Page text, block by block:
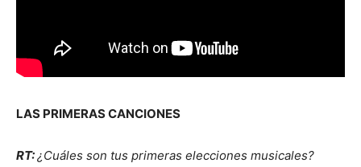
LAS PRIMERAS CANCIONES
RT:¿Cuáles son tus primeras elecciones musicales?